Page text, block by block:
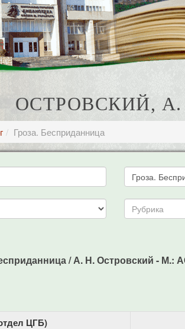
ОСТРОВСКИЙ,
Гроза. Бесприданница
/ А. Н. Островский - М.:
ЦГБ)